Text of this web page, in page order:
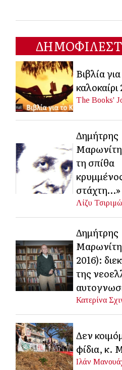
Βιβλία
The Books'
Δημήτρης
τη σπίθα
Λίζυ
Δημήτρης
2016):
της
Κατερίνα
Δεν
φίδια, κ.
Ιλάν